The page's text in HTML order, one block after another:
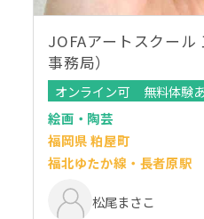
JOFAアートスクー
事務局）
オンライン可
無料体験
絵画・陶芸
福岡県 粕屋町
福北ゆたか線・長者原駅
松尾まさこ